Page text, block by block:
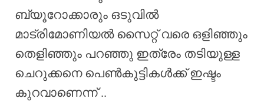
ബ്യൂറോക്കാരും ഒടുവിൽ
മാട്രിമോണിയൽ സൈറ്റ് വരെ ഒളിഞ്ഞും
തെളിഞ്ഞും പറഞ്ഞു ഇത്രേം തടിയുള്ള
ചെറുക്കനെ പെൺകുട്ടികൾക്ക് ഇഷ്ടം
കുറവാണെന്ന് ..